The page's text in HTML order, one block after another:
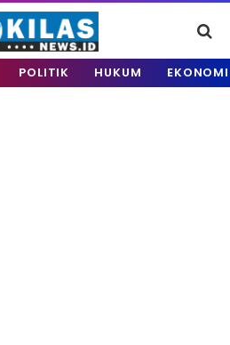
POLITIK HUKUM EKONOMI